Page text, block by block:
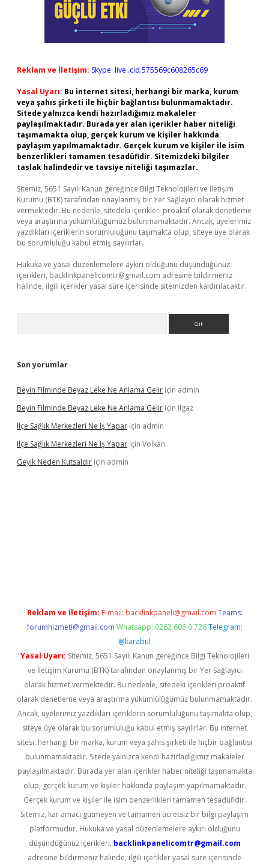
Reklam ve İletişim: Skype: live:.cid.575569c608265c69
Yasal Uyarı: Bu internet sitesi, herhangi bir marka, kurum
veya şahıs şirketi ile hiçbir bağlantısı bulunmamaktadır.
Sitede yalnızca kendi hazırladığımız makaleler
paylaşılmaktadır. Burada yer alan içerikler haber niteliği
taşımamakta olup, gerçek kurum ve kişiler hakkında
paylaşım yapılmamaktadır. Gerçek kurum ve kişiler ile isim
benzerlikleri tamamen tesadüfidir. Sitemizdeki bilgiler
taslak halindedir ve tavsiye niteliği taşımazlar.
Sitemiz, 5651 Sayılı Kanun gereğince Bilgi Teknolojileri ve İletişim
Kurumu (BTK) tarafından onaylanmış bir Yer Sağlayıcı olarak hizmet
vermektedir. Bu nedenle, sitedeki içerikleri proaktif olarak denetleme
veya araştırma yükümlülüğümüz bulunmamaktadır. Ancak, üyelerimiz
yazdıkları içeriklerin sorumluluğunu taşımakta olup, siteye üye olarak
bu sorumluluğu kabul etmiş sayılırlar.
Hukuka ve yasal düzenlemelere aykırı olduğunu düşündüğünüz
içerikleri, backlinkpanelicomtr@gmail.com adresine bildirmeniz
halinde, ilgili içerikler yasal süre içerisinde sitemizden kaldırılacaktır.
Son yorumlar
Beyin Filminde Beyaz Leke Ne Anlama Gelir için admin
Beyin Filminde Beyaz Leke Ne Anlama Gelir için Ilgaz
Ilçe Sağlık Merkezleri Ne Iş Yapar için admin
Ilçe Sağlık Merkezleri Ne Iş Yapar için Volkan
Geyik Neden Kutsaldır için admin
Reklam ve İletişim: E-mail: backlinkpaneli@gmail.com Teams:
forumhizmeti@gmail.com Whatsapp: 0262 606 0 726 Telegram:
@karabul
Yasal Uyarı: Sitemiz, 5651 Sayılı Kanun gereğince Bilgi Teknolojileri
ve İletişim Kurumu (BTK) tarafından onaylanmış bir Yer Sağlayıcı
olarak hizmet vermektedir. Bu nedenle, sitedeki içerikleri proaktif
olarak denetleme veya araştırma yükümlülüğümüz bulunmamaktadır.
Ancak, üyelerimiz yazdıkları içeriklerin sorumluluğunu taşımakta olup,
siteye üye olarak bu sorumluluğu kabul etmiş sayılırlar. Bu internet
sitesi, herhangi bir marka, kurum veya şahıs şirketi ile hiçbir bağlantısı
bulunmamaktadır. Sitede yalnızca kendi hazırladığımız makaleler
paylaşılmaktadır. Burada yer alan içerikler haber niteliği taşımamakta
olup, gerçek kurum ve kişiler hakkında paylaşım yapılmamaktadır.
Gerçek kurum ve kişiler ile isim benzerlikleri tamamen tesadüfidir.
Sitemiz, kar amacı gütmeyen ve tamamen ücretsiz bir bilgi paylaşım
platformudur. Hukuka ve yasal düzenlemelere aykırı olduğunu
düşündüğünüz içerikleri, backlinkpanelicomtr@gmail.com
adresine bildirmeniz halinde, ilgili içerikler yasal süre içerisinde